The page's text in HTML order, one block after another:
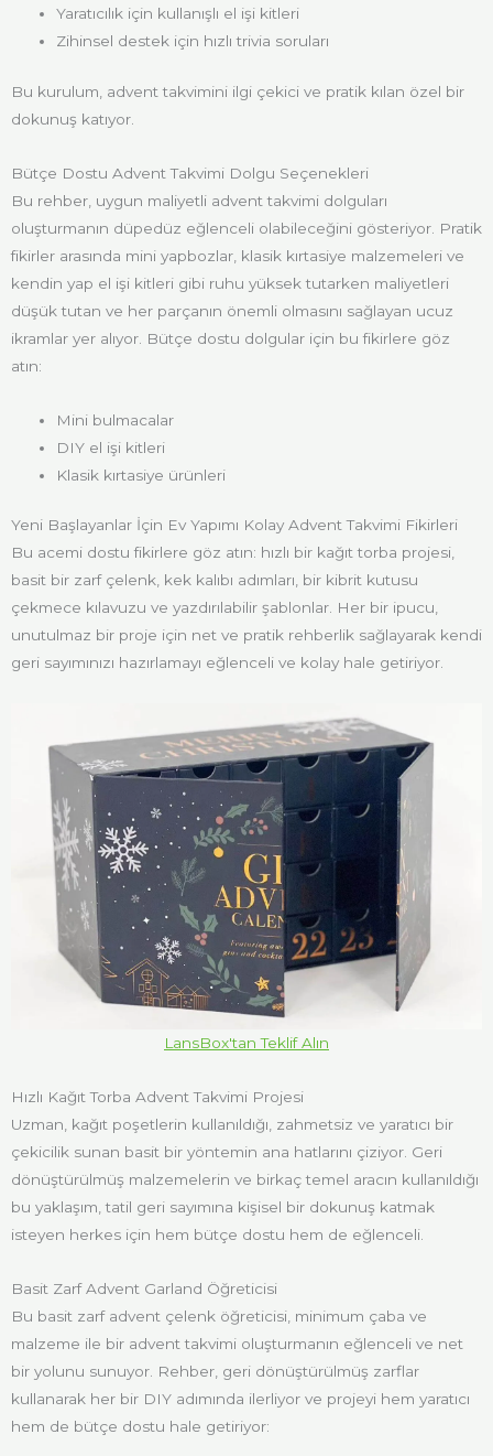
Yaratıcılık için kullanışlı el işi kitleri
Zihinsel destek için hızlı trivia soruları
Bu kurulum, advent takvimini ilgi çekici ve pratik kılan özel bir
dokunuş katıyor.
Bütçe Dostu Advent Takvimi Dolgu Seçenekleri
Bu rehber, uygun maliyetli advent takvimi dolguları
oluşturmanın düpedüz eğlenceli olabileceğini gösteriyor. Pratik
fikirler arasında mini yapbozlar, klasik kırtasiye malzemeleri ve
kendin yap el işi kitleri gibi ruhu yüksek tutarken maliyetleri
düşük tutan ve her parçanın önemli olmasını sağlayan ucuz
ikramlar yer alıyor. Bütçe dostu dolgular için bu fikirlere göz
atın:
Mini bulmacalar
DIY el işi kitleri
Klasik kırtasiye ürünleri
Yeni Başlayanlar İçin Ev Yapımı Kolay Advent Takvimi Fikirleri
Bu acemi dostu fikirlere göz atın: hızlı bir kağıt torba projesi,
basit bir zarf çelenk, kek kalıbı adımları, bir kibrit kutusu
çekmece kılavuzu ve yazdırılabilir şablonlar. Her bir ipucu,
unutulmaz bir proje için net ve pratik rehberlik sağlayarak kendi
geri sayımınızı hazırlamayı eğlenceli ve kolay hale getiriyor.
LansBox'tan Teklif Alın
Hızlı Kağıt Torba Advent Takvimi Projesi
Uzman, kağıt poşetlerin kullanıldığı, zahmetsiz ve yaratıcı bir
çekicilik sunan basit bir yöntemin ana hatlarını çiziyor. Geri
dönüştürülmüş malzemelerin ve birkaç temel aracın kullanıldığı
bu yaklaşım, tatil geri sayımına kişisel bir dokunuş katmak
isteyen herkes için hem bütçe dostu hem de eğlenceli.
Basit Zarf Advent Garland Öğreticisi
Bu basit zarf advent çelenk öğreticisi, minimum çaba ve
malzeme ile bir advent takvimi oluşturmanın eğlenceli ve net
bir yolunu sunuyor. Rehber, geri dönüştürülmüş zarflar
kullanarak her bir DIY adımında ilerliyor ve projeyi hem yaratıcı
hem de bütçe dostu hale getiriyor: